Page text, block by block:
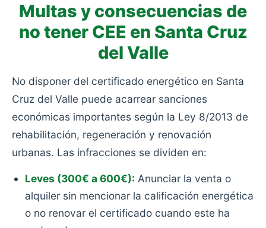
Multas y consecuencias de
no tener CEE en Santa Cruz
del Valle
No disponer del certificado energético en Santa
Cruz del Valle puede acarrear sanciones
económicas importantes según la Ley 8/2013 de
rehabilitación, regeneración y renovación
urbanas. Las infracciones se dividen en:
Leves (300€ a 600€): Anunciar la venta o
alquiler sin mencionar la calificación energética
o no renovar el certificado cuando este ha